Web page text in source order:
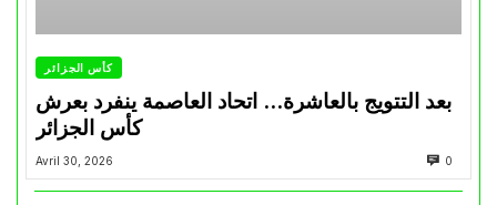
كأس الجزائر
بعد التتويج بالعاشرة… اتحاد العاصمة ينفرد بعرش
كأس الجزائر
Avril 30, 2026 0